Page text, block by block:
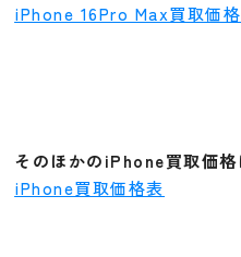
iPhone 16Pro Max買取価
そのほかのiPhone買取価
iPhone買取価格表